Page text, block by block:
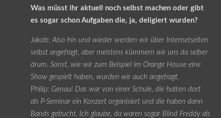
Was müsst ihr aktuell noch selbst machen oder gibt
es sogar schon Aufgaben die, ja, deligiert wurden?
Jakob: Also hin und wieder werden wir über Internetseiten
selbst angefragt, aber meistens kümmern wir uns da selber
drum. Sonst, wie wir zum Beispiel im Orange House eine
Show gespielt haben, wurden wir auch angefragt.
Philip: Genau! Das war von einer Schule, die hatten dort
als P-Seminar ein Konzert organisiert und die haben dann
Bands gebucht. Ich glaube, da waren sogar Blind Freddy als